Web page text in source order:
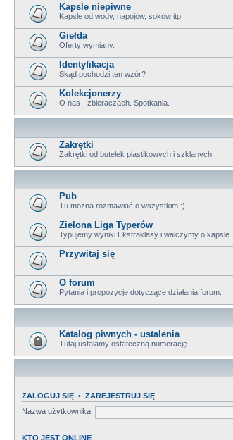
Kapsle niepiwne
Kapsle od wody, napojów, soków itp.
Giełda
Oferty wymiany.
Identyfikacja
Skąd pochodzi ten wzór?
Kolekcjonerzy
O nas - zbieraczach. Spotkania.
Zakrętki
Zakrętki od butelek plastikowych i szklanych
Pub
Tu można rozmawiać o wszystkim :)
Zielona Liga Typerów
Typujemy wyniki Ekstraklasy i walczymy o kapsle.
Przywitaj się
O forum
Pytania i propozycje dotyczące działania forum.
Katalog piwnych - ustalenia
Tutaj ustalamy ostateczną numerację
ZALOGUJ SIĘ • ZAREJESTRUJ SIĘ
Nazwa użytkownika:
KTO JEST ONLINE